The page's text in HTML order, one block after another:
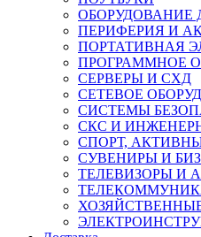
ОБОРУДОВАНИЕ
ПЕРИФЕРИЯ И
ПОРТАТИВНАЯ
ПРОГРАММНОЕ
СЕРВЕРЫ И СХД
СЕТЕВОЕ
СИСТЕМЫ
СКС И
СПОРТ,
СУВЕНИРЫ И
ТЕЛЕВИЗОРЫ И